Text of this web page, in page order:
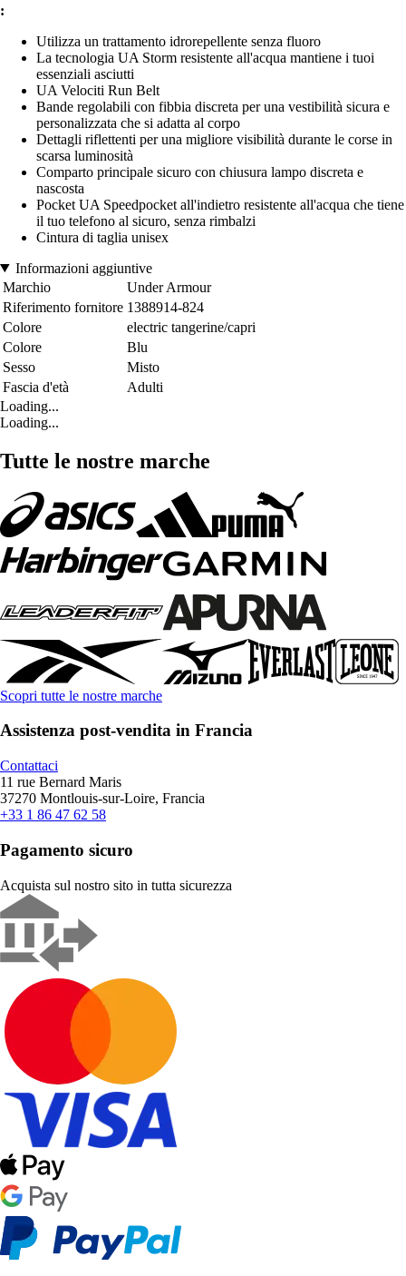
:
Utilizza un trattamento idrorepellente senza fluoro
La tecnologia UA Storm resistente all'acqua mantiene i tuoi
essenziali asciutti
UA Velociti Run Belt
Bande regolabili con fibbia discreta per una vestibilità sicura e
personalizzata che si adatta al corpo
Dettagli riflettenti per una migliore visibilità durante le corse in
scarsa luminosità
Comparto principale sicuro con chiusura lampo discreta e
nascosta
Pocket UA Speedpocket all'indietro resistente all'acqua che tiene
il tuo telefono al sicuro, senza rimbalzi
Cintura di taglia unisex
Informazioni aggiuntive
Marchio
Under Armour
Riferimento fornitore 1388914-824
Colore
electric tangerine/capri
Colore
Blu
Sesso
Misto
Fascia d'età
Adulti
Loading...
Loading...
Tutte le nostre marche
Scopri tutte le nostre marche
Assistenza post-vendita in Francia
Contattaci
11 rue Bernard Maris
37270 Montlouis-sur-Loire, Francia
+33 1 86 47 62 58
Pagamento sicuro
Acquista sul nostro sito in tutta sicurezza